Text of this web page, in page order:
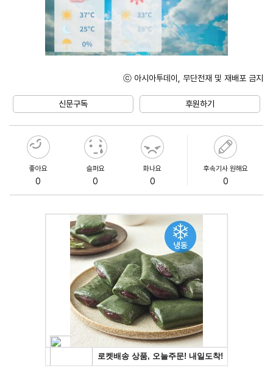
ⓒ 아시아투데이, 무단전재 및 재배포 금지
신문구독 후원하기
좋아요
0
슬퍼요
0
화나요
0
후속기사 원해요
0